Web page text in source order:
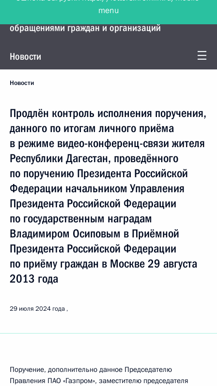
Управление Президента по работе с
обращениями граждан и организаций
Новости
Новости
Продлён контроль исполнения поручения,
данного по итогам личного приёма
в режиме видео-конференц-связи жителя
Республики Дагестан, проведённого
по поручению Президента Российской
Федерации начальником Управления
Президента Российской Федерации
по государственным наградам
Владимиром Осиповым в Приёмной
Президента Российской Федерации
по приёму граждан в Москве 29 августа
2013 года
29 июля 2024 года
Поручение, дополнительно данное Председателю
Правления ПАО «Газпром», заместителю председателя
menu